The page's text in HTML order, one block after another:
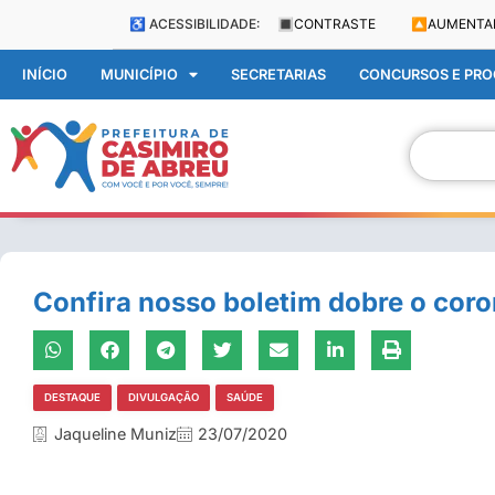
♿ ACESSIBILIDADE: 🔳 CONTRASTE 🔼
INÍCIO MUNICÍPIO SECRETARIAS CONCURSOS E
Confira nosso boletim dobre o
DESTAQUE DIVULGAÇÃO SAÚDE
Jaqueline Muniz 23/07/2020